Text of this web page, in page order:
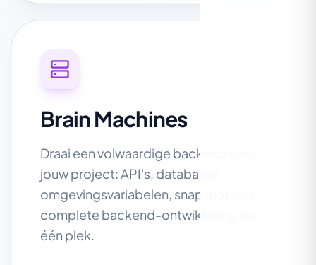
Brain Machines
Draai een volwaardige backend voor
jouw project: API's, databases,
omgevingsvariabelen, snapshots en
complete backend-ontwikkeling op
één plek.